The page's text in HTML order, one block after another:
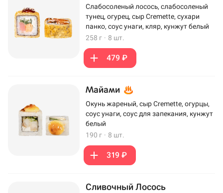
Слабосоленый лосось, слабосоленый
тунец, огурец, сыр Cremette, сухари
панко, соус унаги, кляр, кунжут белый
258 г · 8 шт.
479 ₽
Майами
Окунь жареный, сыр Cremette, огурцы,
соус унаги, соус для запекания, кунжут
белый
190 г · 8 шт.
319 ₽
Сливочный Лосось